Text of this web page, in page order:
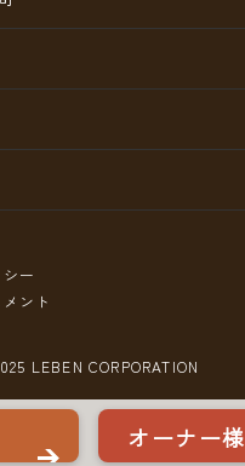
オーナー様
ー
ント
LEBEN CORPORATION